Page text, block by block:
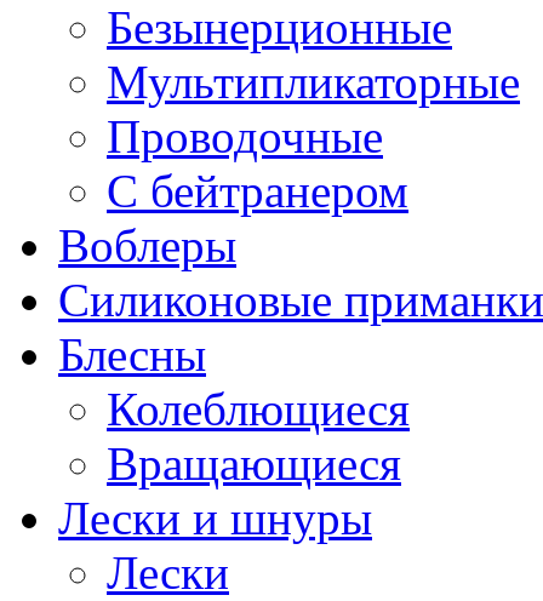
Безынерционные
Мультипликаторные
Проводочные
С бейтранером
Воблеры
Силиконовые приманки
Блесны
Колеблющиеся
Вращающиеся
Лески и шнуры
Лески